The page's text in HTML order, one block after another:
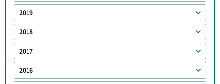
2019
2018
2017
2016